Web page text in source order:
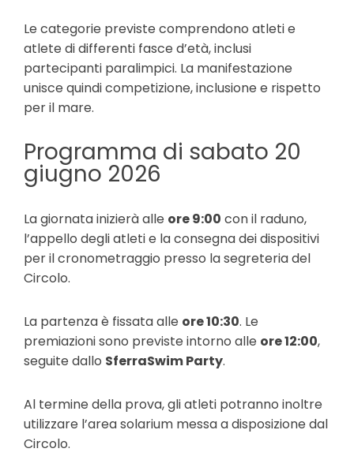
Le categorie previste comprendono atleti e
atlete di differenti fasce d’età, inclusi
partecipanti paralimpici. La manifestazione
unisce quindi competizione, inclusione e rispetto
per il mare.
Programma di sabato 20
giugno 2026
La giornata inizierà alle ore 9:00 con il raduno,
l’appello degli atleti e la consegna dei dispositivi
per il cronometraggio presso la segreteria del
Circolo.
La partenza è fissata alle ore 10:30. Le
premiazioni sono previste intorno alle ore 12:00,
seguite dallo SferraSwim Party.
Al termine della prova, gli atleti potranno inoltre
utilizzare l’area solarium messa a disposizione dal
Circolo.